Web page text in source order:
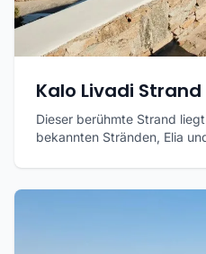
Kalo Livadi
Dieser berühmte Strand
bekannten Stränden, Elia